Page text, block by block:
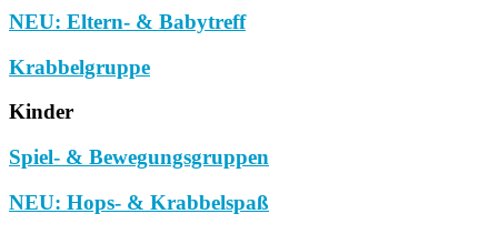
NEU: Eltern- & Babytreff
Krabbelgruppe
Kinder
Spiel- & Bewegungsgruppen
NEU: Hops- & Krabbelspaß